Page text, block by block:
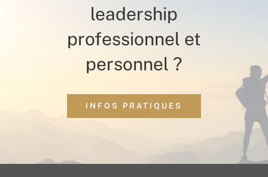
leadership
professionnel et
personnel ?
INFOS PRATIQUES